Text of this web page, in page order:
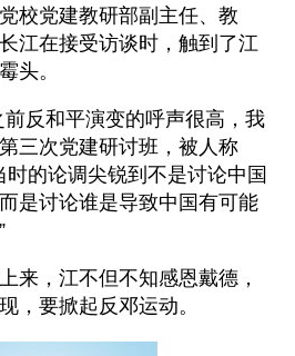
校党建教研部副主任、教
江在接受访谈时，触到了江
头。
前反和平演变的呼声很高，我
三次党建研讨班，被人称
时的论调尖锐到不是讨论中国
是讨论谁是导致中国有可能
来，江不但不知感恩戴德，
，要掀起反邓运动。